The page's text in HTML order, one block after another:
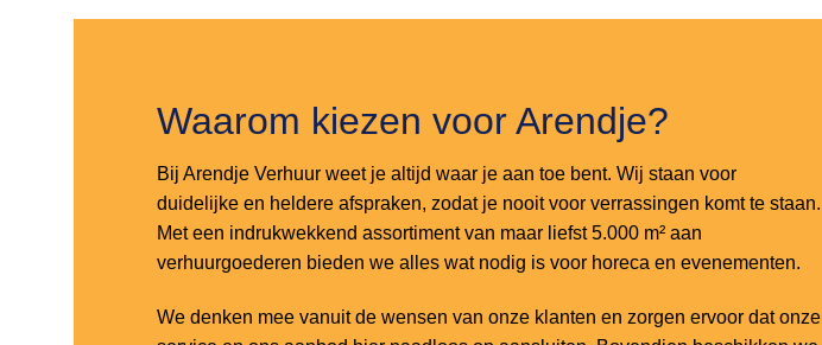
Waarom kiezen voor Arendje?
Bij Arendje Verhuur weet je altijd waar je aan toe bent. Wij staan voor
duidelijke en heldere afspraken, zodat je nooit voor verrassingen komt te staan.
Met een indrukwekkend assortiment van maar liefst 5.000 m² aan
verhuurgoederen bieden we alles wat nodig is voor horeca en evenementen.
We denken mee vanuit de wensen van onze klanten en zorgen ervoor dat onze